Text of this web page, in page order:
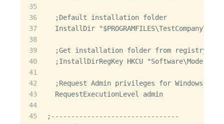
35
36
37
38
39
40
41
42
43
44
45
  ;Default installation folder
InstallDir
;Get installation folder from registry if
;InstallDirRegKey HKCU "Software\Modern
;Request Admin privileges for Windows
  RequestExecutionLevel admin
;--------------------------------